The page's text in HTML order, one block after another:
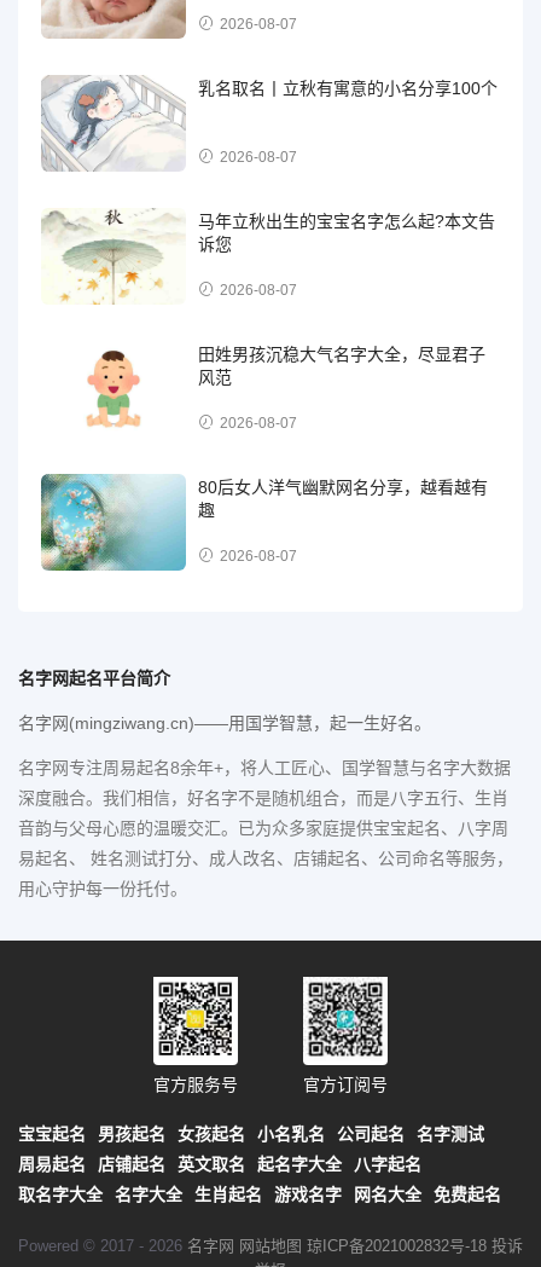
2026-08-07
乳名取名丨立秋有寓意的小名分享100个
2026-08-07
马年立秋出生的宝宝名字怎么起?本文告
诉您
2026-08-07
田姓男孩沉稳大气名字大全，尽显君子
风范
2026-08-07
80后女人洋气幽默网名分享，越看越有
趣
2026-08-07
名字网起名平台简介
名字网(mingziwang.cn)——用国学智慧，起一生好名。
名字网专注周易起名8余年+，将人工匠心、国学智慧与名字大数据
深度融合。我们相信，好名字不是随机组合，而是八字五行、生肖
音韵与父母心愿的温暖交汇。已为众多家庭提供宝宝起名、八字周
易起名、 姓名测试打分、成人改名、店铺起名、公司命名等服务，
用心守护每一份托付。
官方服务号 官方订阅号
宝宝起名 男孩起名 女孩起名 小名乳名 公司起名
名字测试
周易起名
店铺起名 英文取名 起名字大全
八字起名
取名字大全
名字大全 生肖起名 游戏名字 网名大全 免费起名
Powered © 2017 - 2026 名字网 网站地图 琼ICP备2021002832号-18 投诉